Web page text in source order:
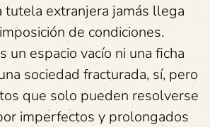
tutela extranjera jamás llega
de condiciones.
un espacio vacío ni una ficha
sociedad fracturada, sí, pero
que solo pueden resolverse
imperfectos y prolongados